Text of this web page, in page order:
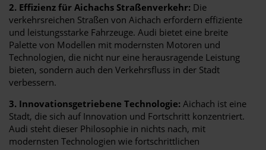
2. Effizienz für Aichachs Straßenverkehr: Die
verkehrsreichen Straßen von Aichach erfordern effiziente
und leistungsstarke Fahrzeuge. Audi bietet eine breite
Palette von Modellen mit modernsten Motoren und
Technologien, die nicht nur eine herausragende Leistung
bieten, sondern auch den Verkehrsfluss in der Stadt
verbessern.
3. Innovationsgetriebene Technologie: Aichach ist eine
Stadt, die sich auf Innovation und Fortschritt konzentriert.
Audi steht dieser Philosophie in nichts nach, mit
modernsten Technologien wie fortschrittlichen